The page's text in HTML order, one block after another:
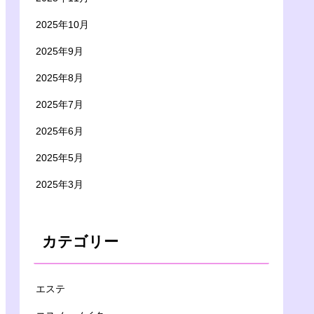
2025年10月
2025年9月
2025年8月
2025年7月
2025年6月
2025年5月
2025年3月
カテゴリー
エステ